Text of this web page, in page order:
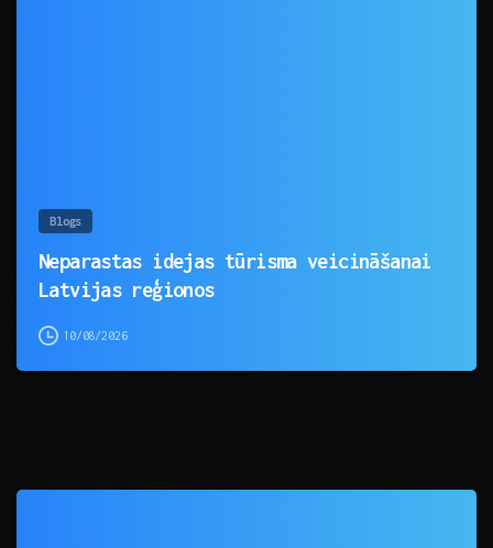
Blogs
Neparastas idejas tūrisma veicināšanai
Latvijas reģionos
10/08/2026